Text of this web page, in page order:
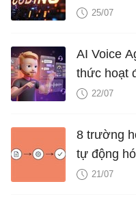
ngay hôm
25/07
AI Voice
thức hoạt
22/07
8 trường
tự động
kiệm21/07